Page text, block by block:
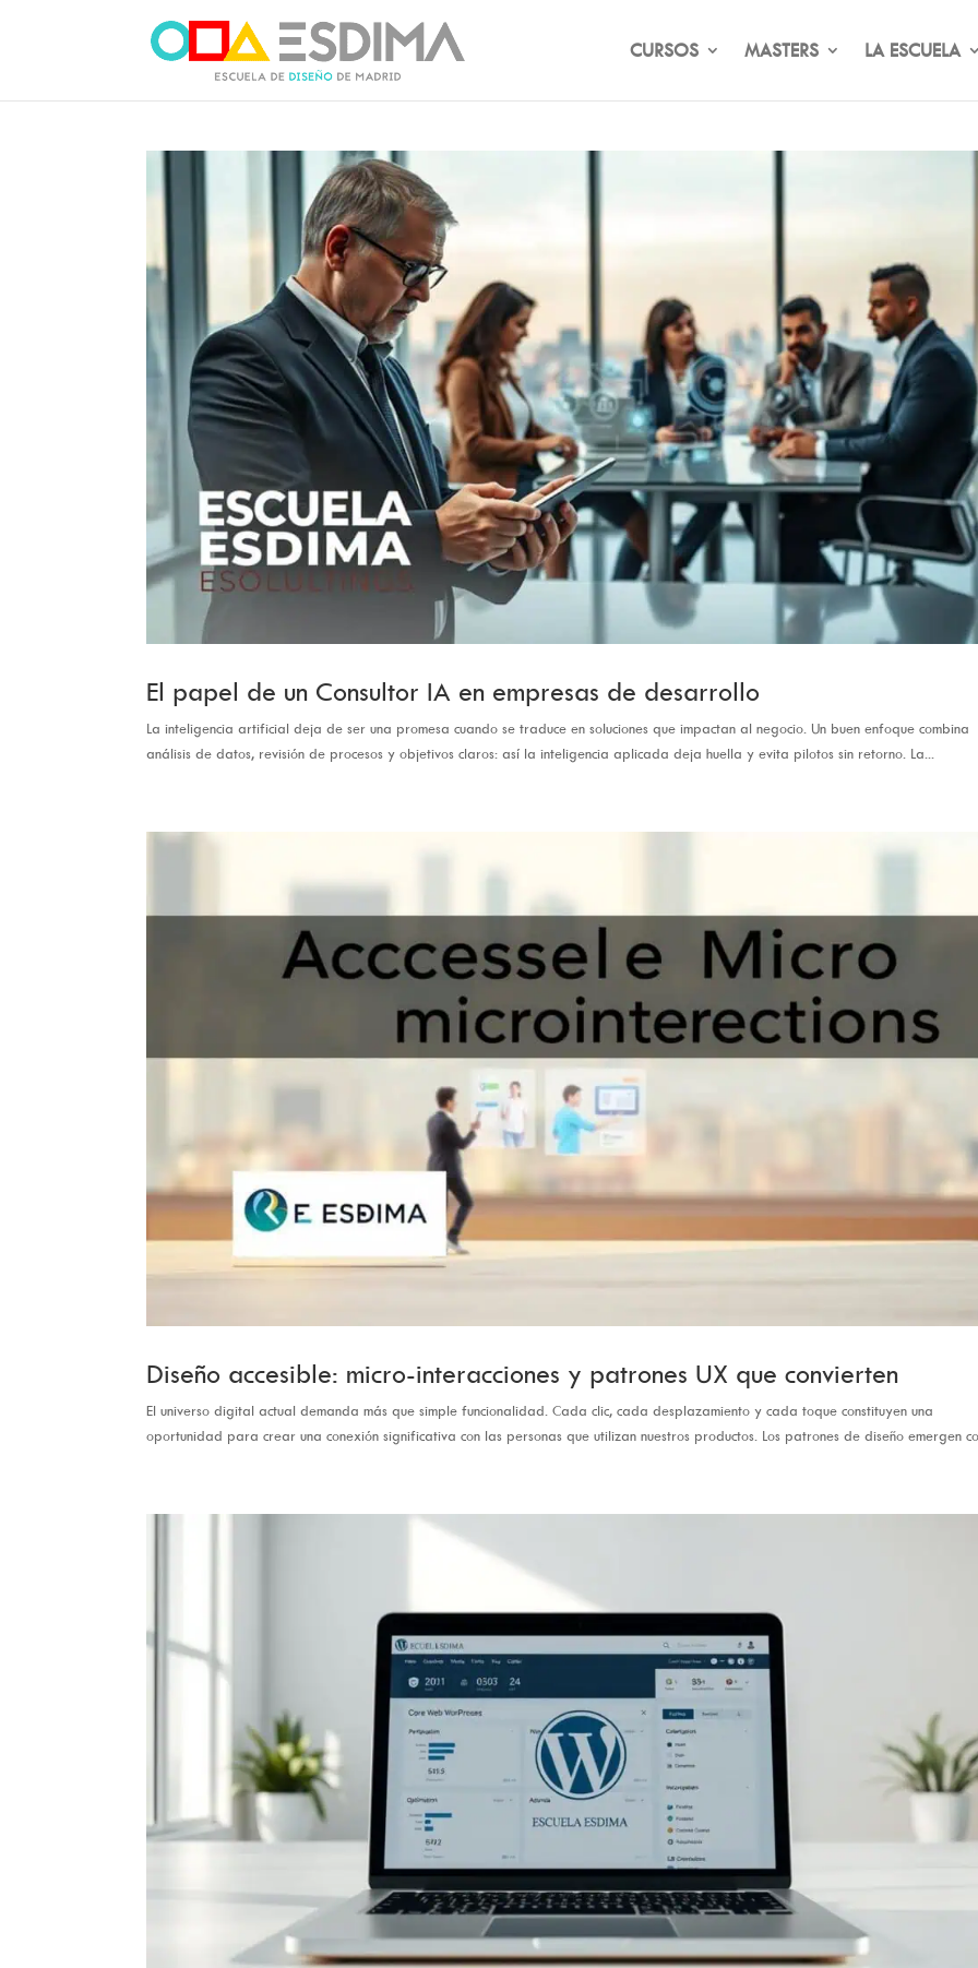
CURSOS MASTERS LA ESCUELA
El papel de un Consultor IA en empresas de desarrollo
La inteligencia artificial deja de ser una promesa cuando se traduce en soluciones que impactan al negocio. Un buen enfoque combina
análisis de datos, revisión de procesos y objetivos claros: así la inteligencia aplicada deja huella y evita pilotos sin retorno. La...
Diseño accesible: micro-interacciones y patrones UX que convierten
El universo digital actual demanda más que simple funcionalidad. Cada clic, cada desplazamiento y cada toque constituyen una
oportunidad para crear una conexión significativa con las personas que utilizan nuestros productos. Los patrones de diseño emergen